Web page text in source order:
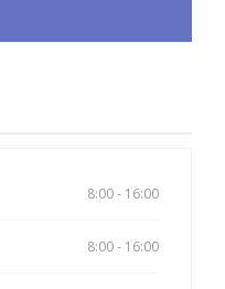
8:00 - 16:00
8:00 - 16:00